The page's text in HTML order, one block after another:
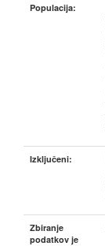
Populacija:
Izključeni:
Zbiranje
podatkov je